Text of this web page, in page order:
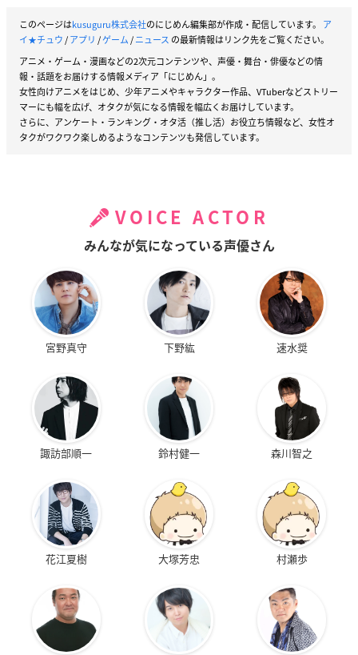
このページはkusuguru株式会社のにじめん編集部が作成・配信しています。 ア
イ★チュウ/アプリ /ゲーム/ニュース の最新情報はリンク先をご覧ください。
アニメ・ゲーム・漫画などの2次元コンテンツや、声優・舞台・俳優などの情
報・話題をお届けする情報メディア「にじめん」。
女性向けアニメをはじめ、少年アニメやキャラクター作品、VTuberなどストリー
マーにも幅を広げ、オタクが気になる情報を幅広くお届けしています。
さらに、アンケート・ランキング・オタ活（推し活）お役立ち情報など、女性オ
タクがワクワク楽しめるようなコンテンツも発信しています。
VOICE ACTOR
みんなが気になっている声優さん
宮野真守 下野紘 速水奨
諏訪部順一 鈴村健一 森川智之
花江夏樹 大塚芳忠 村瀬歩